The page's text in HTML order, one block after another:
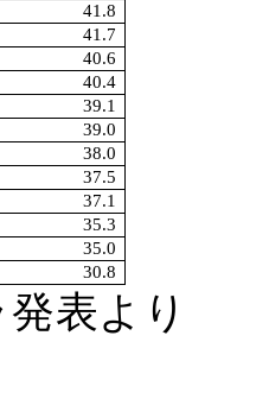
41.8
41.7
40.6
40.4
39.1
39.0
38.0
37.5
37.1
35.3
35.0
30.8
表より